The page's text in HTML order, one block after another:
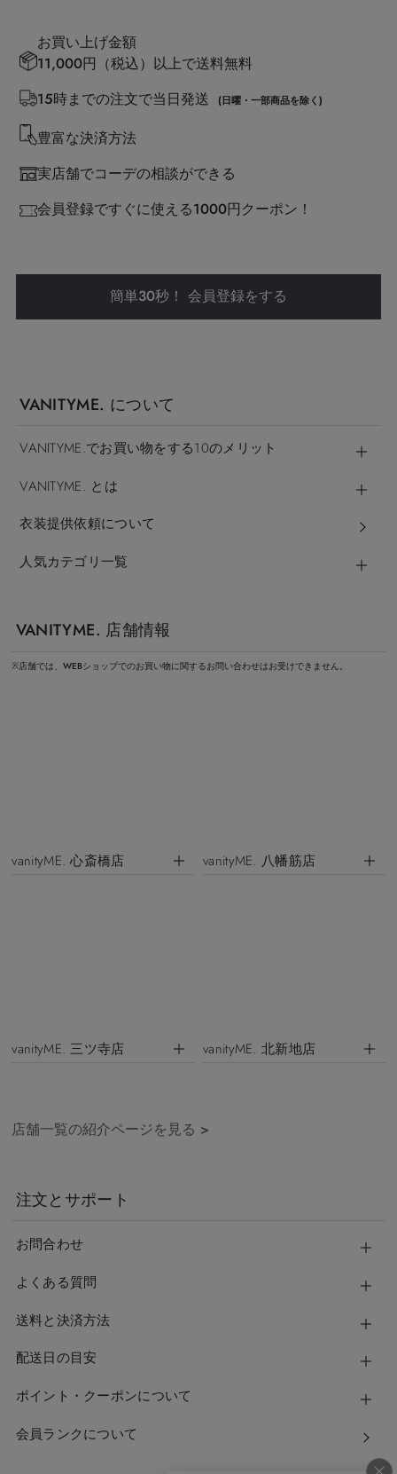
お買い上げ金額
11,000円（税込）以上で送料無料
15時までの注文で当日発送
(日曜・一部商品を除く)
豊富な決済方法
実店舗でコーデの相談ができる
会員登録ですぐに使える1000円クーポン！
簡単30秒！ 会員登録をする
VANITYME. について
VANITYME.でお買い物をする10のメリット
VANITYME. とは
衣装提供依頼について
人気カテゴリ一覧
VANITYME. 店舗情報
※店舗では、WEBショップでのお買い物に関するお問い合わせはお受けできません。
vanityME. 心斎橋店 vanityME. 八幡筋店
vanityME. 三ツ寺店 vanityME. 北新地店
店舗一覧の紹介ページを見る >
注文とサポート
お問合わせ
よくある質問
送料と決済方法
配送日の目安
ポイント・クーポンについて
会員ランクについて